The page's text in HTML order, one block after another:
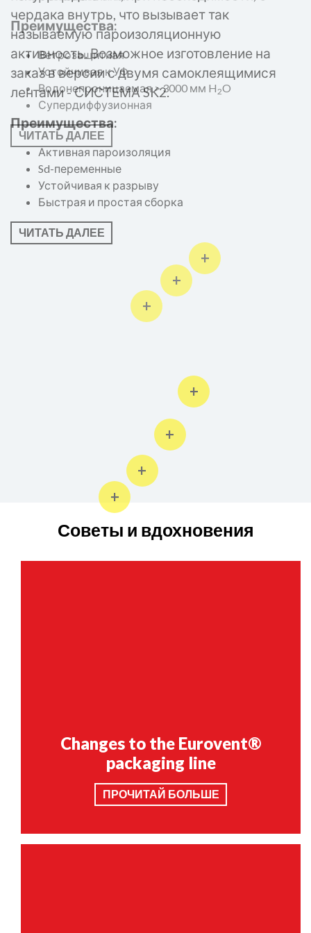
Преимущества:
Ветрозащитная
Устойчивая к УФ
Водонепроницаемая > 3000 мм H 2O
Супердиффузионная
ЧИТАТЬ ДАЛЕЕ
чердака внутрь, что вызывает так
называемую пароизоляционную
активность. Возможноe изготовление на
заказ в версии с двумя самоклеящимися
лентами - СИСТЕМА SK2.
Преимущества:
Активная пароизоляция
Sd-переменные
Устойчивaя к разрыву
Быстрая и простая сборка
ЧИТАТЬ ДАЛЕЕ
Советы и вдохновения
Changes to the Eurovent®
packaging line
ПРОЧИТАЙ БОЛЬШЕ